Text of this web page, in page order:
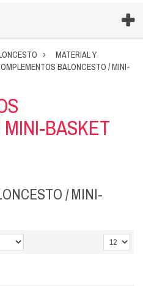
MATERIAL Y
BALONCESTO / MINI-
BASKET
/ MINI-